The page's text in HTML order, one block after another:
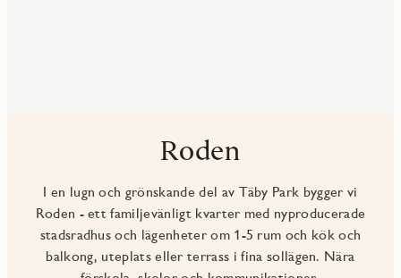
Roden
I en lugn och grönskande del av Täby Park bygger vi
Roden - ett familjevänligt kvarter med nyproducerade
stadsradhus och lägenheter om 1-5 rum och kök och
balkong, uteplats eller terrass i fina sollägen. Nära